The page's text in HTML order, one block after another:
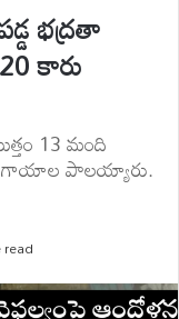
భద్రతా
కారు
13 మంది
గాయాల పాలయ్యారు.